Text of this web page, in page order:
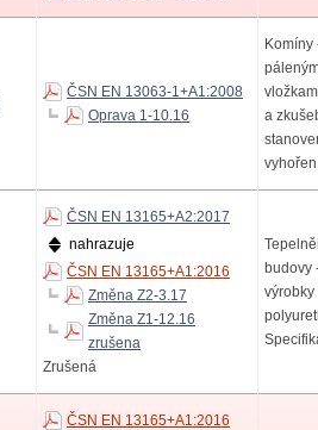
ČSN EN 13063-1+A1:2008
Oprava 1-10.16
Komíny
a
ČSN EN 13165+A2:2017
nahrazuje
ČSN EN 13165+A1:2016
Změna Z2-3.17
Změna Z1-12.16
zrušena
Zrušená
budovy
výrobky
ČSN EN 13165+A1:2016